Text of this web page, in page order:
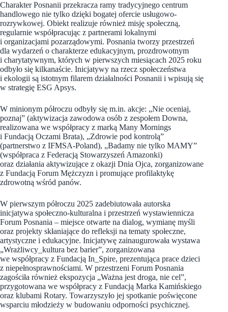
Charakter Posnanii przekracza ramy tradycyjnego centrum
handlowego nie tylko dzięki bogatej ofercie usługowo-
rozrywkowej. Obiekt realizuje również misję społeczną,
regularnie współpracując z partnerami lokalnymi
i organizacjami pozarządowymi. Posnania tworzy przestrzeń
dla wydarzeń o charakterze edukacyjnym, prozdrowotnym
i charytatywnym, których w pierwszych miesiącach 2025 roku
odbyło się kilkanaście. Inicjatywy na rzecz społeczeństwa
i ekologii są istotnym filarem działalności Posnanii i wpisują się
w strategię ESG Apsys.
W minionym półroczu odbyły się m.in. akcje: „Nie oceniaj,
poznaj” (aktywizacja zawodowa osób z zespołem Downa,
realizowana we współpracy z marką Many Mornings
i Fundacją Oczami Brata), „Zdrowie pod kontrolą”
(partnerstwo z IFMSA-Poland), „Badamy nie tylko MAMY”
(współpraca z Federacją Stowarzyszeń Amazonki)
oraz działania aktywizujące z okazji Dnia Ojca, zorganizowane
z Fundacją Forum Mężczyzn i promujące profilaktykę
zdrowotną wśród panów.
W pierwszym półroczu 2025 zadebiutowała autorska
inicjatywa społeczno-kulturalna i przestrzeń wystawiennicza
Forum Posnania – miejsce otwarte na dialog, wymianę myśli
oraz projekty skłaniające do refleksji na tematy społeczne,
artystyczne i edukacyjne. Inicjatywę zainaugurowała wystawa
„Wrażliwcy_kultura bez barier”, zorganizowana
we współpracy z Fundacją In_Spire, prezentująca prace dzieci
z niepełnosprawnościami. W przestrzeni Forum Posnania
zagościła również ekspozycja „Ważna jest droga, nie cel”,
przygotowana we współpracy z Fundacją Marka Kamińskiego
oraz klubami Rotary. Towarzyszyło jej spotkanie poświęcone
wsparciu młodzieży w budowaniu odporności psychicznej.